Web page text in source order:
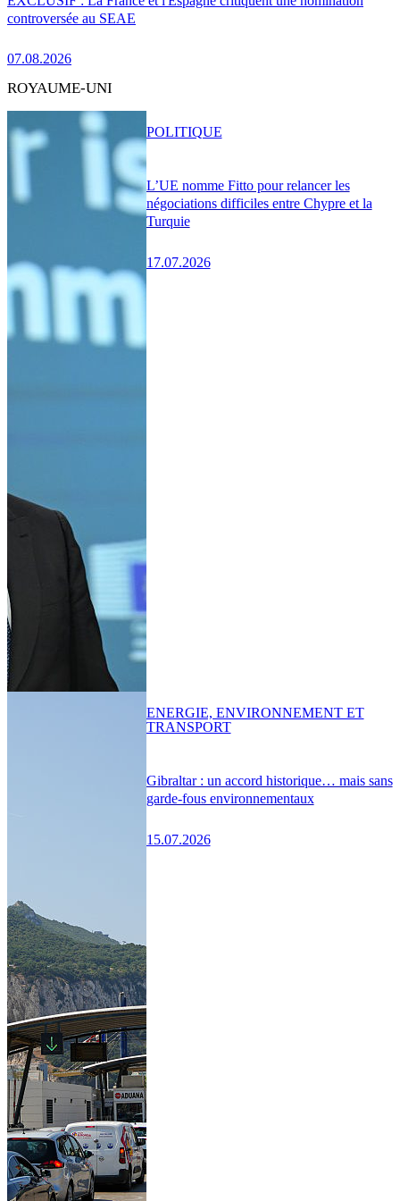
controversée au SEAE
07.08.2026
ROYAUME-UNI
L’UE nomme Fitto pour relancer les
négociations difficiles entre Chypre et la
Turquie
17.07.2026
POLITIQUE
Gibraltar : un accord historique… mais sans
garde-fous environnementaux
15.07.2026
ENERGIE, ENVIRONNEMENT ET
TRANSPORT